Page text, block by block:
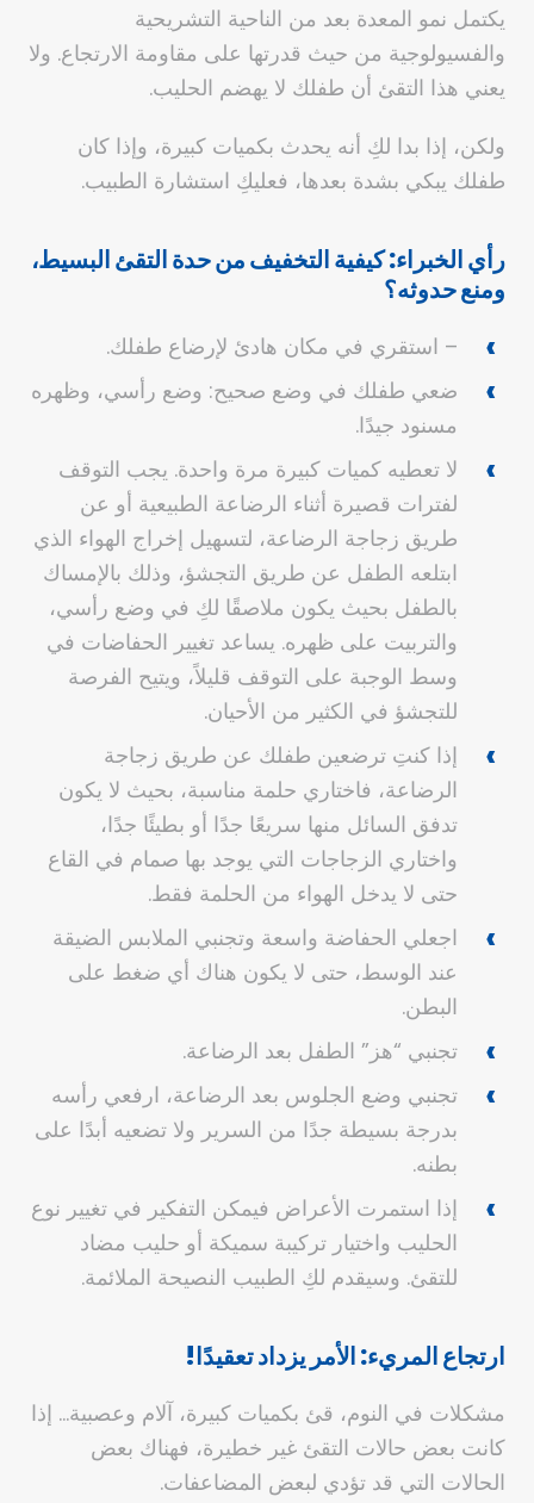
يكتمل نمو المعدة بعد من الناحية التشريحية
والفسيولوجية من حيث قدرتها على مقاومة الارتجاع. ولا
يعني هذا التقئ أن طفلك لا يهضم الحليب.
ولكن، إذا بدا لكِ أنه يحدث بكميات كبيرة، وإذا كان
طفلك يبكي بشدة بعدها، فعليكِ استشارة الطبيب.
رأي الخبراء: كيفية التخفيف من حدة التقئ البسيط،
ومنع حدوثه؟
– استقري في مكان هادئ لإرضاع طفلك.
ضعي طفلك في وضع صحيح: وضع رأسي، وظهره
مسنود جيدًا.
لا تعطيه كميات كبيرة مرة واحدة. يجب التوقف
لفترات قصيرة أثناء الرضاعة الطبيعية أو عن
طريق زجاجة الرضاعة، لتسهيل إخراج الهواء الذي
ابتلعه الطفل عن طريق التجشؤ، وذلك بالإمساك
بالطفل بحيث يكون ملاصقًا لكِ في وضع رأسي،
والتربيت على ظهره. يساعد تغيير الحفاضات في
وسط الوجبة على التوقف قليلاً، ويتيح الفرصة
للتجشؤ في الكثير من الأحيان.
إذا كنتِ ترضعين طفلك عن طريق زجاجة
الرضاعة، فاختاري حلمة مناسبة، بحيث لا يكون
تدفق السائل منها سريعًا جدًا أو بطيئًا جدًا،
واختاري الزجاجات التي يوجد بها صمام في القاع
حتى لا يدخل الهواء من الحلمة فقط.
اجعلي الحفاضة واسعة وتجنبي الملابس الضيقة
عند الوسط، حتى لا يكون هناك أي ضغط على
البطن.
تجنبي “هز” الطفل بعد الرضاعة.
تجنبي وضع الجلوس بعد الرضاعة، ارفعي رأسه
بدرجة بسيطة جدًا من السرير ولا تضعيه أبدًا على
بطنه.
إذا استمرت الأعراض فيمكن التفكير في تغيير نوع
الحليب واختيار تركيبة سميكة أو حليب مضاد
للتقئ. وسيقدم لكِ الطبيب النصيحة الملائمة.
ارتجاع المريء: الأمر يزداد تعقيدًا!
مشكلات في النوم، قئ بكميات كبيرة، آلام وعصبية… إذا
كانت بعض حالات التقئ غير خطيرة، فهناك بعض
الحالات التي قد تؤدي لبعض المضاعفات.